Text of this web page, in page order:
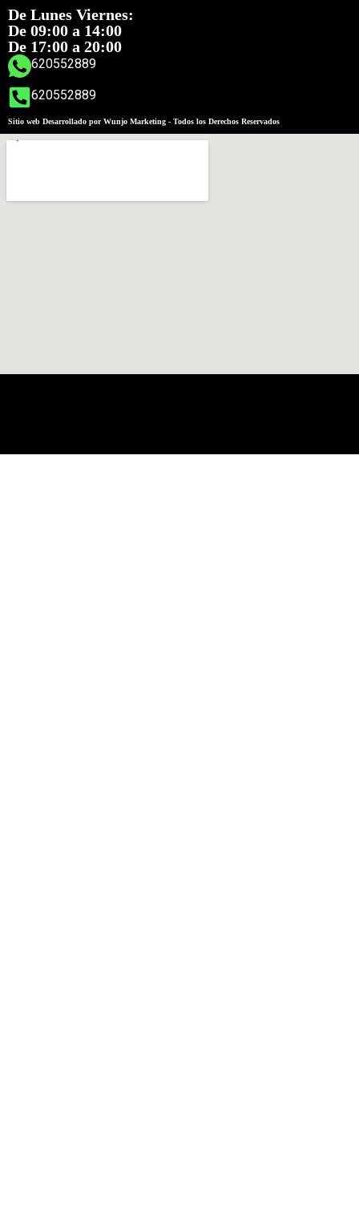
De Lunes Viernes:
De 09:00 a 14:00
De 17:00 a 20:00
620552889
620552889
Sitio web Desarrollado por Wunjo Marketing - Todos los Derechos Reservados